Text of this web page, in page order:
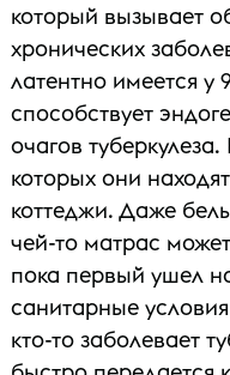
который вызывает
хронических
латентно имеется у
способствует
очагов
которых они
коттеджи. Даже
чей-то матрас
пока первый ушел
санитарные
кто-то заболевает